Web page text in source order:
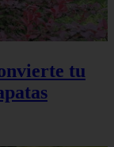
tu